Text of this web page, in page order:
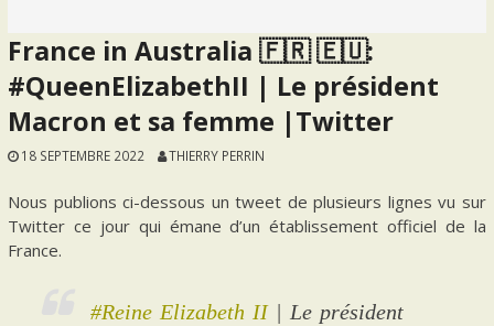
France in Australia 🇫🇷 🇪🇺:
#QueenElizabethII | Le président
Macron et sa femme |Twitter
18 SEPTEMBRE 2022 THIERRY PERRIN
Nous publions ci-dessous un tweet de plusieurs lignes vu sur
Twitter ce jour qui émane d’un établissement officiel de la
France.
#Reine Elizabeth II| Le président